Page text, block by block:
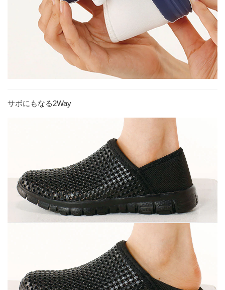
サボにもなる2Way